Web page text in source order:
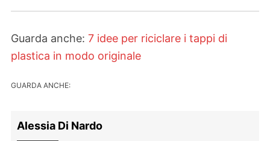
Guarda anche: 7 idee per riciclare i tappi di
plastica in modo originale
GUARDA ANCHE:
Alessia Di Nardo